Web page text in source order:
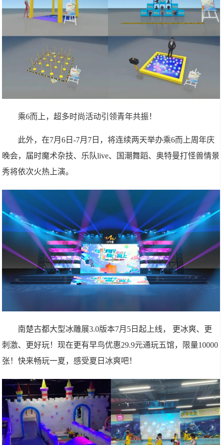
乘6而上，超多时尚活动引领青年共振！
此外，在7月6日-7月7日，将连续两天举办乘6而上周年庆
晚会，届时魔术杂技、乐队live、国潮舞蹈、奥特曼打怪兽情景
秀将依次火热上演。
南楚古都大型冰雕展3.0版本7月5日起上线， 更冰爽、更
刺激、更好玩！现在更有早鸟优惠29.9元通玩五馆，限量10000
张！快来畅玩一夏，感受夏日冰爽吧！